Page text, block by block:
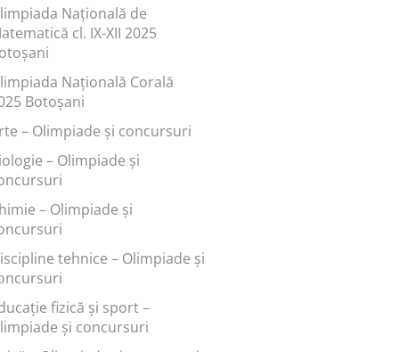
Națională de
cl. IX-XII 2025
Națională Corală
Botoșani
– Olimpiade și concursuri
– Olimpiade și
– Olimpiade și
tehnice – Olimpiade și
fizică şi sport –
și concursuri